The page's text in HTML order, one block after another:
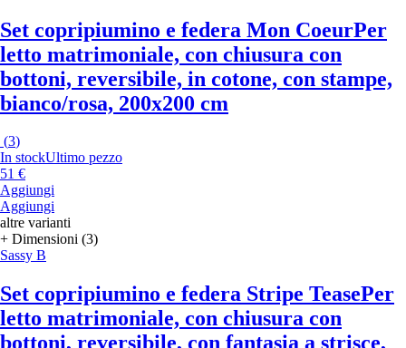
Set copripiumino e federa Mon CoeurPer
letto matrimoniale, con chiusura con
bottoni, reversibile, in cotone, con stampe,
bianco/rosa, 200x200 cm
(3)
In stockUltimo pezzo
51 €
Aggiungi
Aggiungi
altre varianti
+ Dimensioni (3)
Sassy B
Set copripiumino e federa Stripe TeasePer
letto matrimoniale, con chiusura con
bottoni, reversibile, con fantasia a strisce,